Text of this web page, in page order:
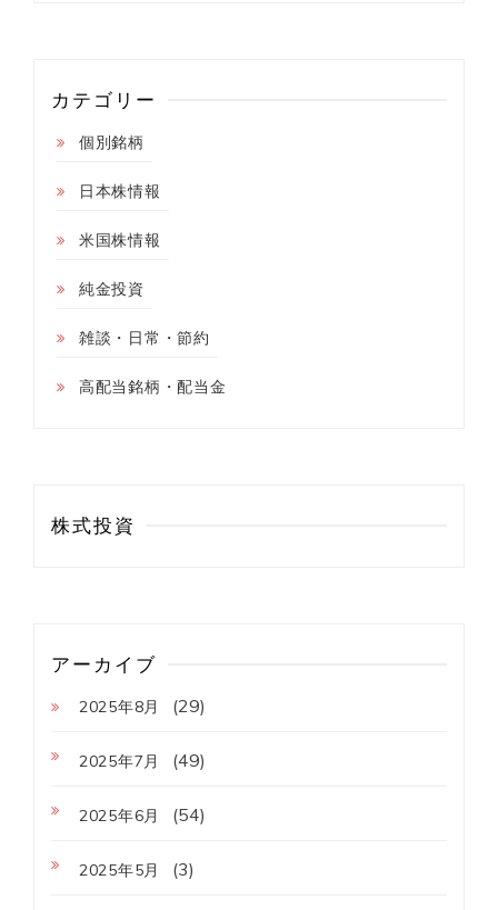
カテゴリー
個別銘柄
日本株情報
米国株情報
純金投資
雑談・日常・節約
高配当銘柄・配当金
株式投資
アーカイブ
2025年8月 (29)
2025年7月 (49)
2025年6月 (54)
2025年5月 (3)